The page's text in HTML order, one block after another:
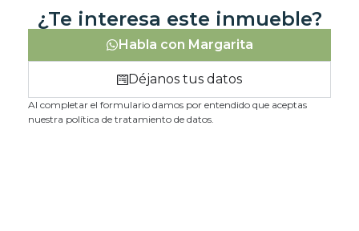
¿Te interesa este inmueble?
Habla con Margarita
Déjanos tus datos
Al completar el formulario damos por entendido que aceptas
nuestra política de tratamiento de datos.